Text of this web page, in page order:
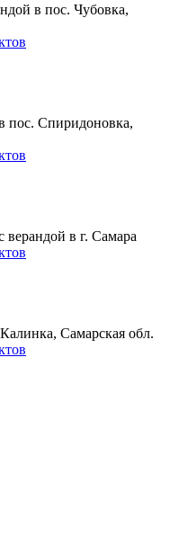
в пос. Чубовка,
пос. Спиридоновка,
в г. Самара
Самарская обл.